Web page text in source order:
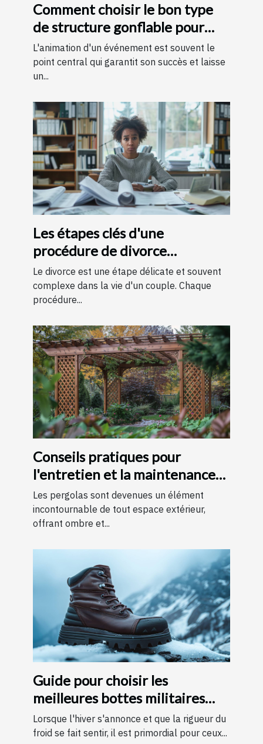
Comment choisir le bon type
de structure gonflable pour
votre événement
L'animation d'un événement est souvent le
point central qui garantit son succès et laisse
un...
Les étapes clés d'une
procédure de divorce
expliquées simplement
Le divorce est une étape délicate et souvent
complexe dans la vie d'un couple. Chaque
procédure...
Conseils pratiques pour
l'entretien et la maintenance
des pergolas
Les pergolas sont devenues un élément
incontournable de tout espace extérieur,
offrant ombre et...
Guide pour choisir les
meilleures bottes militaires
pour l'hiver
Lorsque l'hiver s'annonce et que la rigueur du
froid se fait sentir, il est primordial pour ceux...